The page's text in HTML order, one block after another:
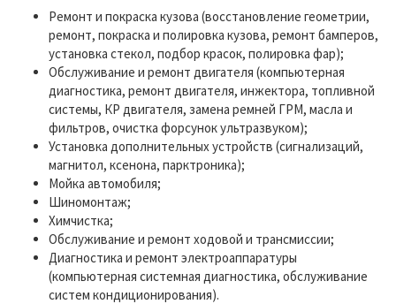
Ремонт и покраска кузова (восстановление геометрии,
ремонт, покраска и полировка кузова, ремонт бамперов,
установка стекол, подбор красок, полировка фар);
Обслуживание и ремонт двигателя (компьютерная
диагностика, ремонт двигателя, инжектора, топливной
системы, КР двигателя, замена ремней ГРМ, масла и
фильтров, очистка форсунок ультразвуком);
Установка дополнительных устройств (сигнализаций,
магнитол, ксенона, парктроника);
Мойка автомобиля;
Шиномонтаж;
Химчистка;
Обслуживание и ремонт ходовой и трансмиссии;
Диагностика и ремонт электроаппаратуры
(компьютерная системная диагностика, обслуживание
систем кондиционирования).